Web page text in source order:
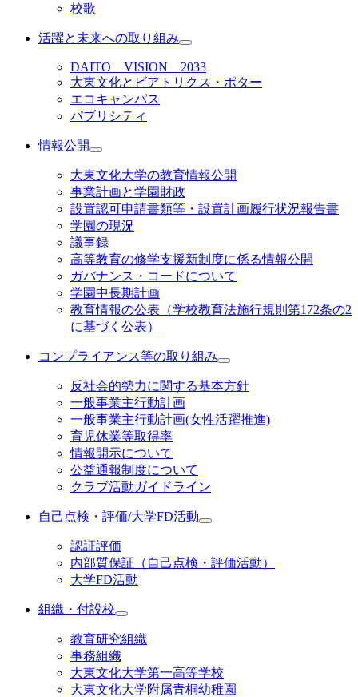
校歌
活躍と未来への取り組み
DAITO VISION 2033
大東文化とビアトリクス・ポター
エコキャンパス
パブリシティ
情報公開
大東文化大学の教育情報公開
事業計画と学園財政
設置認可申請書類等・設置計画履行状況報告書
学園の現況
議事録
高等教育の修学支援新制度に係る情報公開
ガバナンス・コードについて
学園中長期計画
教育情報の公表（学校教育法施行規則第172条の2
に基づく公表）
コンプライアンス等の取り組み
反社会的勢力に関する基本方針
一般事業主行動計画
一般事業主行動計画(女性活躍推進)
育児休業等取得率
情報開示について
公益通報制度について
クラブ活動ガイドライン
自己点検・評価/大学FD活動
認証評価
内部質保証（自己点検・評価活動）
大学FD活動
組織・付設校
教育研究組織
事務組織
大東文化大学第一高等学校
大東文化大学附属青桐幼稚園